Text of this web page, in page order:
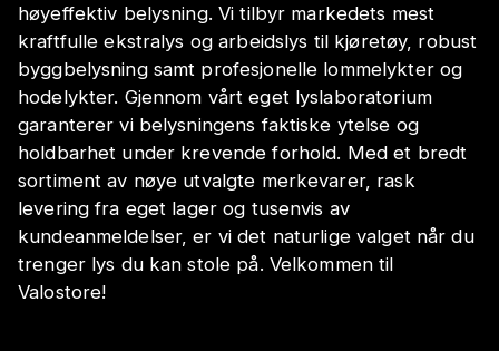
høyeffektiv belysning. Vi tilbyr markedets mest
kraftfulle ekstralys og arbeidslys til kjøretøy, robust
byggbelysning samt profesjonelle lommelykter og
hodelykter. Gjennom vårt eget lyslaboratorium
garanterer vi belysningens faktiske ytelse og
holdbarhet under krevende forhold. Med et bredt
sortiment av nøye utvalgte merkevarer, rask
levering fra eget lager og tusenvis av
kundeanmeldelser, er vi det naturlige valget når du
trenger lys du kan stole på. Velkommen til
Valostore!